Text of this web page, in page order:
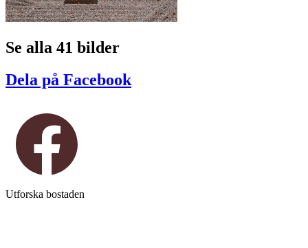
Se alla 41 bilder
Dela på Facebook
Utforska bostaden